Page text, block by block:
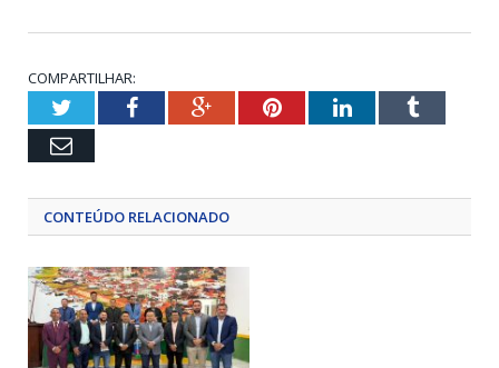
COMPARTILHAR:
TwitterFacebookGoogle+PinterestLinkedInTumblr
Email
CONTEÚDO RELACIONADO